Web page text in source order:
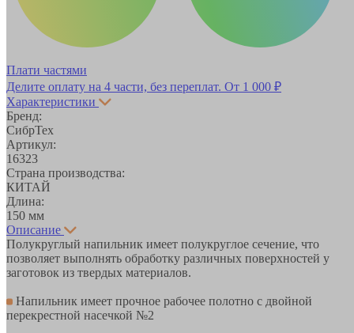
Плати частями
Делите оплату на 4 части, без переплат. От 1 000 ₽
Характеристики
Бренд:
СибрТех
Артикул:
16323
Страна производства:
КИТАЙ
Длина:
150 мм
Описание
Полукруглый напильник имеет полукруглое сечение, что
позволяет выполнять обработку различных поверхностей у
заготовок из твердых материалов.
Напильник имеет прочное рабочее полотно с двойной
перекрестной насечкой №2